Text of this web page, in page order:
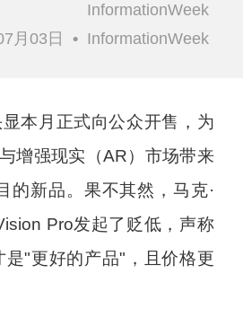
InformationWeek
月03日
• InformationWeek
本月正式向公众开售，为
增强现实（AR）市场带来
的新品。果不其然，马克·
Pro发起了贬低，声称
是"更好的产品"，且价格更